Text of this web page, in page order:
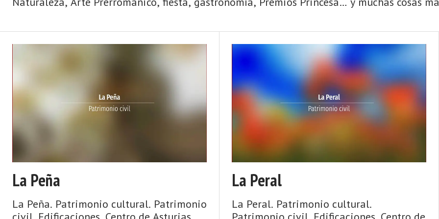
La Peña
La Peña. Patrimonio cultural. Patrimonio
La Peral
La Peral. Patrimonio cultural.